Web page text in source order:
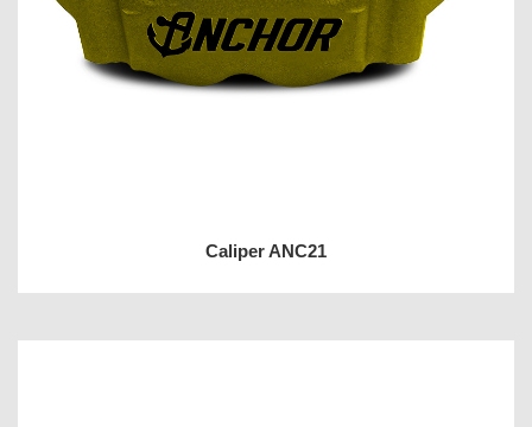
Caliper ANC21